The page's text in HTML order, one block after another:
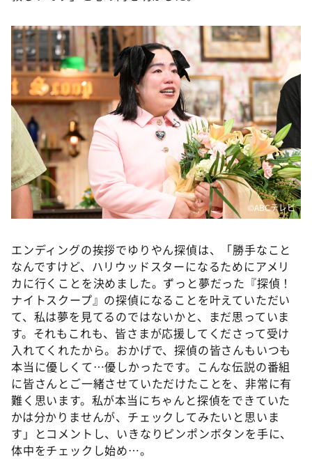
©ABCテレビ
エンディングの挨拶でゆりやん探偵は、「勝手なこと
なんですけど、ハリウッドスターになるためにアメリ
カに行くことを決めました。ずっと夢だった『探偵！
ナイトスクープ』の探偵になることを叶えていただい
て、私は夢を見てるのではないかと、まだ思っていま
す。それもこれも、皆さまが応援してくださって受け
入れてくれたから。おかげで、探偵の皆さんもいつも
本当に優しくて…優しかったです。こんな伝説の番組
に皆さんとご一緒させていただけたことを、非常に有
難く思います。私が本当にちゃんと探偵をできていた
かは分かりませんが、チェックしてみたいと思いま
す」とコメントし、いきなりピンポンボタンを手に、
体中をチェックし始め…。